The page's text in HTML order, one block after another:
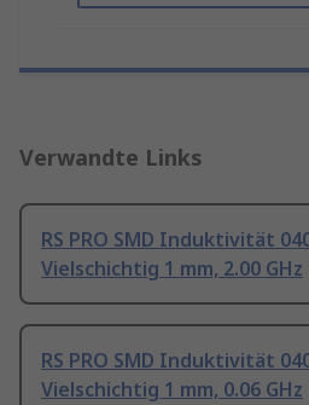
Verwandte Links
RS PRO SMD Induktivität
Vielschichtig 1 mm, 2.00 GHz
RS PRO SMD Induktivität
Vielschichtig 1 mm, 0.06 GHz